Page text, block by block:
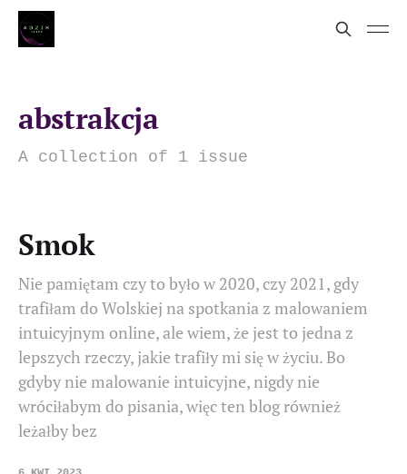
abstrakcja
A collection of 1 issue
Smok
Nie pamiętam czy to było w 2020, czy 2021, gdy
trafiłam do Wolskiej na spotkania z malowaniem
intuicyjnym online, ale wiem, że jest to jedna z
lepszych rzeczy, jakie trafiły mi się w życiu. Bo
gdyby nie malowanie intuicyjne, nigdy nie
wróciłabym do pisania, więc ten blog również
leżałby bez